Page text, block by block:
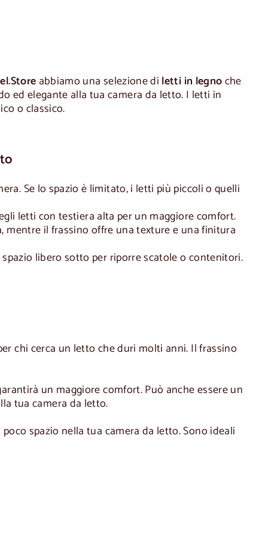
abbiamo una selezione di letti in legnoche
ed elegante alla tua camera da letto. I letti in
o classico.
Se lo spazio è limitato, i letti più piccoli o quelli
letti con testiera alta per un maggiore comfort.
mentre il frassino offre una texture e una finitura
libero sotto per riporre scatole o contenitori.
chi cerca un letto che duri molti anni. Il frassino
un maggiore comfort. Può anche essere un
tua camera da letto.
spazio nella tua camera da letto. Sono ideali